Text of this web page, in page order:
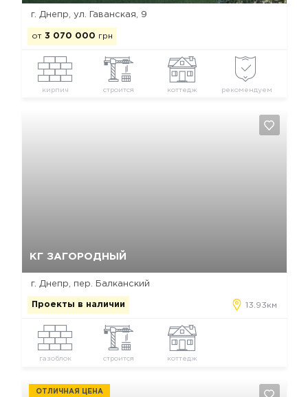
г. Днепр, ул. Гаванская, 9
от 3 070 000 грн
кирпич строится коттедж рекомендуем
КГ ЗАГОРОДНЫЙ
г. Днепр, пер. Балканский
Проекты в наличии 13.93км
газоблок строится коттедж
ОТЛИЧНАЯ ЦЕНА